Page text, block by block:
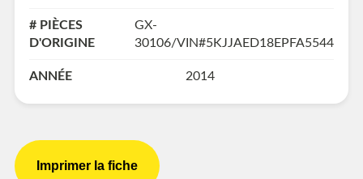
# PIÈCES
D'ORIGINE
GX-
30106/VIN#5KJJAED18EPFA5544
ANNÉE 2014
Imprimer la fiche